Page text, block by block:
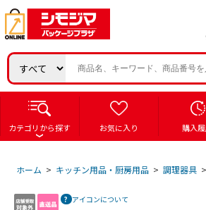
カテゴリから探す お気に入り 購入
ホーム > キッチン用品・厨房用品 > 調理器具 >
アイコンについて